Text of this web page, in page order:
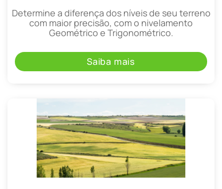
Determine a diferença dos níveis de seu terreno
com maior precisão, com o nivelamento
Geométrico e Trigonométrico.
Saiba mais